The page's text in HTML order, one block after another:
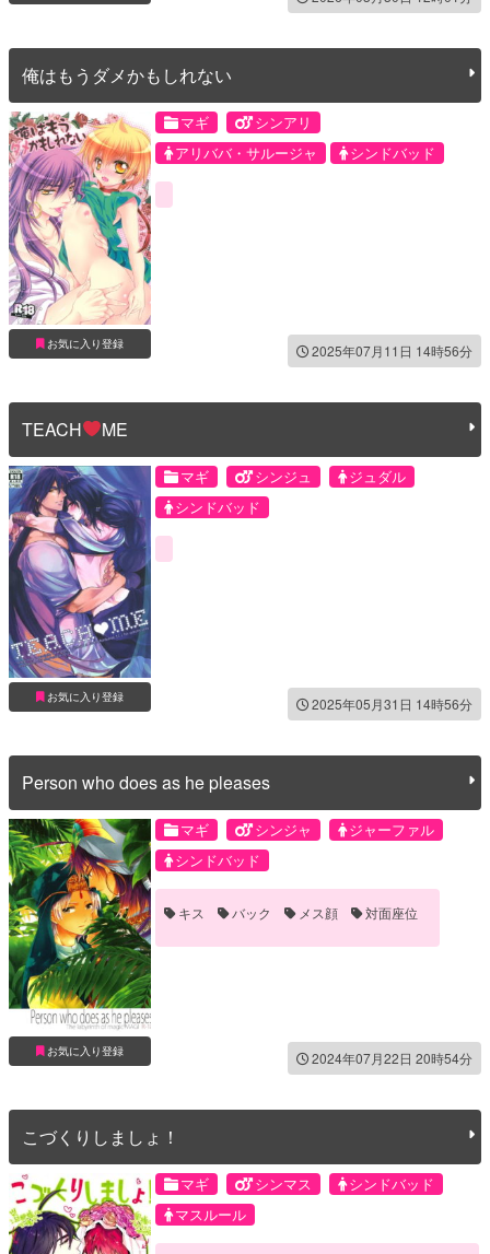
俺はもうダメかもしれない
お気に入り登録
マギ
シンアリ
アリババ・サルージャ
シンドバッド
2025年07月11日 14時56分
TEACH ME
お気に入り登録
マギ シンジュ
ジュダル
シンドバッド
2025年05月31日 14時56分
Person who does as he pleases
お気に入り登録
マギ シンジャ
ジャーファル
シンドバッド
キス バック メス顔 対面座位
2024年07月22日 20時54分
こづくりしましょ！
マギ シンマス
シンドバッド
マスルール